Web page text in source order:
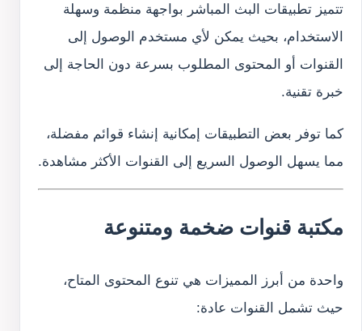
تتميز تطبيقات البث المباشر بواجهة منظمة وسهلة
الاستخدام، بحيث يمكن لأي مستخدم الوصول إلى
القنوات أو المحتوى المطلوب بسرعة دون الحاجة إلى
خبرة تقنية.
كما توفر بعض التطبيقات إمكانية إنشاء قوائم مفضلة،
مما يسهل الوصول السريع إلى القنوات الأكثر مشاهدة.
مكتبة قنوات ضخمة ومتنوعة
واحدة من أبرز المميزات هي تنوع المحتوى المتاح،
حيث تشمل القنوات عادة: